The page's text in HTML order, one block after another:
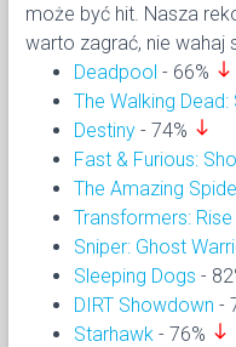
może być hit. Nasza
warto zagrać, nie wahaj
Deadpool - 66% south
The Walking
Destiny - 74% south
Fast & Furious:
The Amazing
Transformers:
Sniper: Ghost
Sleeping Dogs -
DIRT Showdown -
Starhawk - 76% south